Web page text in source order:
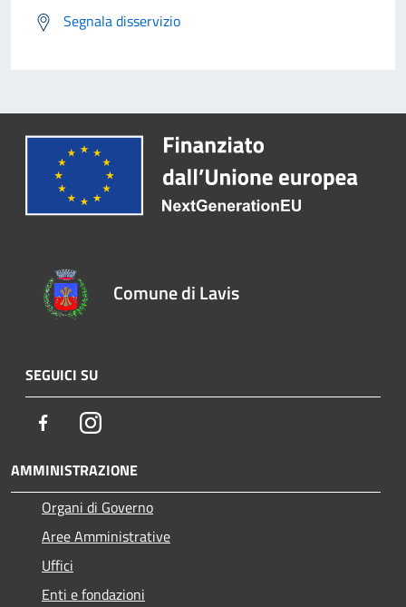
Segnala disservizio
Comune di Lavis
SEGUICI SU
FacebookInstagram
AMMINISTRAZIONE
Organi di Governo
Aree Amministrative
Uffici
Enti e fondazioni